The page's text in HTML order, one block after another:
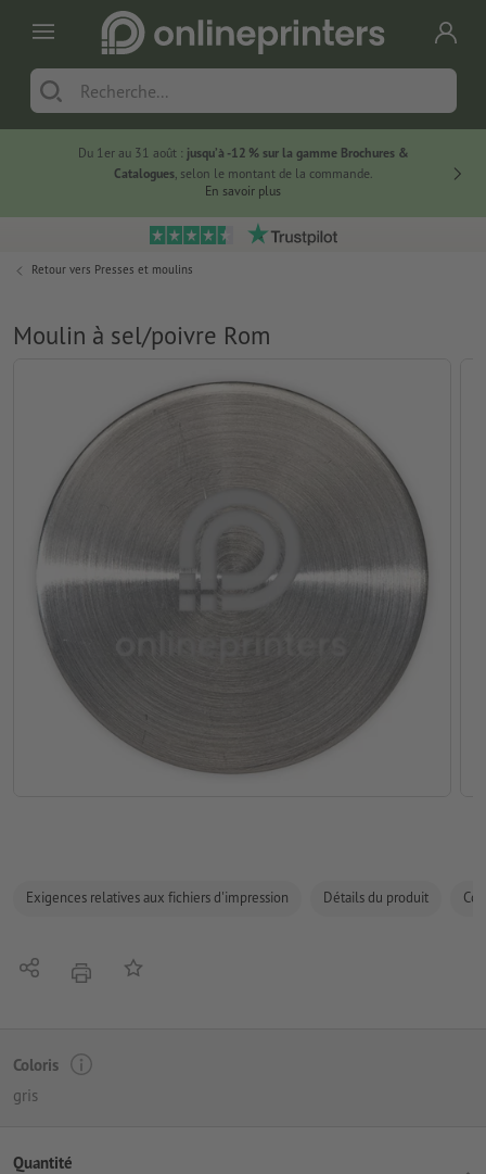
Du 1er au 31 août : jusqu’à -12 % sur la gamme Brochures &
Catalogues, selon le montant de la commande.
En savoir plus
Retour vers Presses et moulins
Moulin à sel/poivre Rom
Exigences relatives aux fichiers d'impression Détails du produit
PartagerimprimerAjouter à liste d'article
Coloris
gris
Quantité